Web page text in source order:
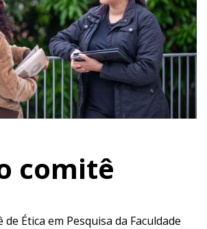
comitê
Ética em Pesquisa da Faculdade